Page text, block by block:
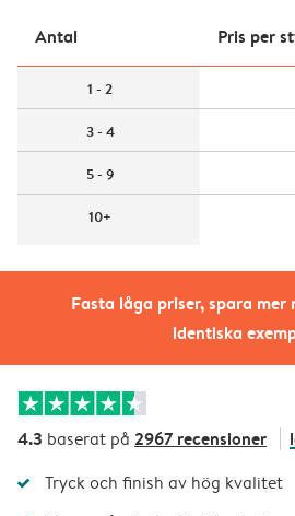
Fasta låga priser, spara
identiska
Antal Pris per
1 - 2
3 - 4
5 - 9
10+
4.3 baserat på 2967 recensioner
Tryck och finish av hög kvalitet